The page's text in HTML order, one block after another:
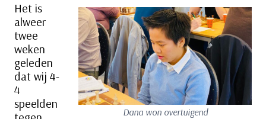
Dana won overtuigend
Het is
alweer
twee
weken
geleden
dat wij 4-
4
speelden